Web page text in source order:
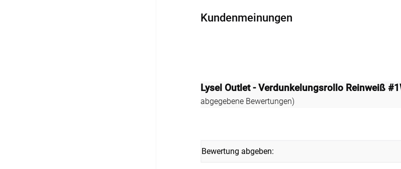
Fliegengitter Fenster
Kundenmeinungen
Lysel Outlet - Verdunkelungsrollo Reinweiß
abgegebene Bewertungen)
Bewertung abgeben: